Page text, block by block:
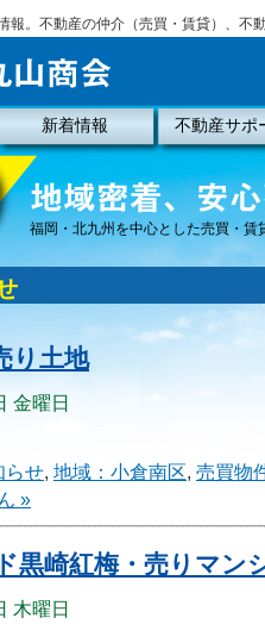
報。不動産の仲介（売買・賃貸）、
新着情報 不動産サポ
福岡・北九州を中心とした売買・賃
り土地
金曜日
らせ, 地域：小倉南区, 売買物
»
黒崎紅梅・売りマン
木曜日